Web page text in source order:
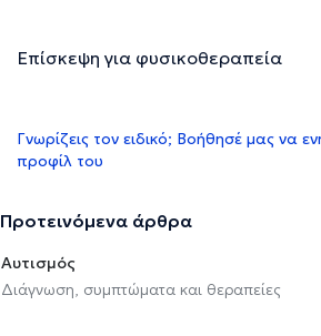
Επίσκεψη για φυσικοθεραπεία
Γνωρίζεις τον ειδικό; Βοήθησέ μας να
προφίλ του
Προτεινόμενα άρθρα
Αυτισμός
Διάγνωση, συμπτώματα και θεραπείες